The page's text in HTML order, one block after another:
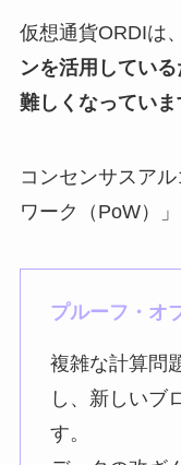
仮想通貨ORDIは、
ンを活用してい
難しくなっていま
コンセンサスア
ワーク（PoW）
プルーフ・オ
複雑な計算問
し、新しいブ
す。